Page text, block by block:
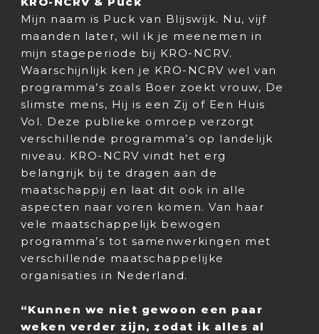
Mijn naam is Puck van Blijswijk. Nu, vijf
maanden later, wil ik je meenemen in
mijn stageperiode bij KRO-NCRV.
Waarschijnlijk ken je KRO-NCRV wel van
programma’s zoals Boer zoekt vrouw, De
slimste mens, Hij is een Zij of Een Huis
Vol. Deze publieke omroep verzorgt
verschillende programma’s op landelijk
niveau. KRO-NCRV vindt het erg
belangrijk bij te dragen aan de
maatschappij en laat dit ook in alle
aspecten naar voren komen. Van haar
vele maatschappelijk bewogen
programma’s tot samenwerkingen met
verschillende maatschappelijke
organisaties in Nederland.
“Kunnen we niet gewoon een paar
weken verder zijn, zodat ik alles al